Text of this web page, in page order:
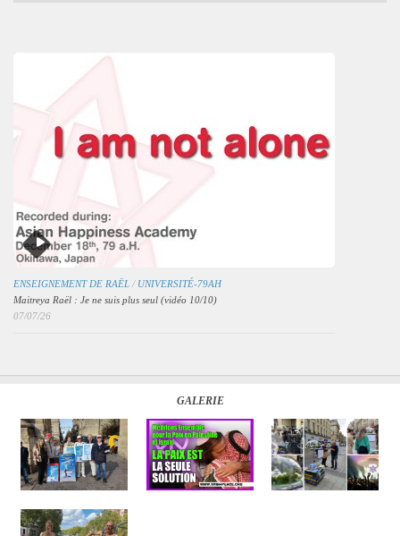
ENSEIGNEMENT DE RAËL / UNIVERSITÉ-79AH
Maitreya Raël : Je ne suis plus seul (vidéo 10/10)
07/07/26
GALERIE